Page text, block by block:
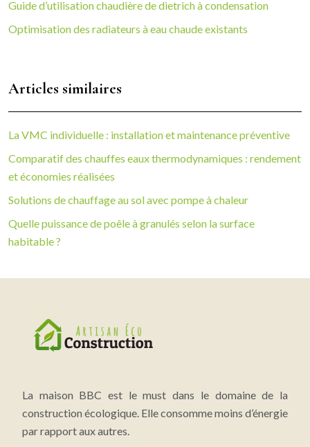
Guide d’utilisation chaudière de dietrich à condensation
Optimisation des radiateurs à eau chaude existants
Articles similaires
La VMC individuelle : installation et maintenance préventive
Comparatif des chauffes eaux thermodynamiques : rendement
et économies réalisées
Solutions de chauffage au sol avec pompe à chaleur
Quelle puissance de poêle à granulés selon la surface
habitable ?
La maison BBC est le must dans le domaine de la
construction écologique. Elle consomme moins d’énergie
par rapport aux autres.